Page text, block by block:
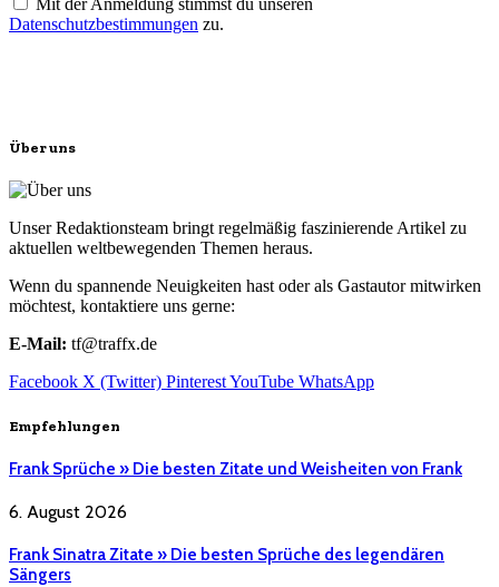
Datenschutzbestimmungen zu.
Über uns
Unser Redaktionsteam bringt regelmäßig faszinierende Artikel zu
aktuellen weltbewegenden Themen heraus.
Wenn du spannende Neuigkeiten hast oder als Gastautor mitwirken
möchtest, kontaktiere uns gerne:
E-Mail: tf@traffx.de
Facebook X (Twitter) PinterestYouTube WhatsApp
Empfehlungen
Frank Sprüche » Die besten Zitate und Weisheiten von Frank
6. August 2026
Frank Sinatra Zitate » Die besten Sprüche des legendären
Sängers